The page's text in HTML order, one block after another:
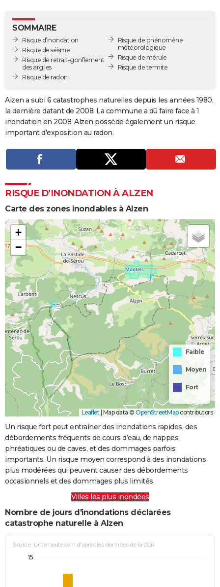
GUIDES D'ACHAT
BONS PLANS
CARTE DE VOEUX
Dictionnaire
Biographies
Citations
Expressions
Proverbes
PROGRAMME TV
COPAINS D'AVANT
S'inscrire
Se connecter
Lycées
Collèges
Primaires
Universités
Entreprises
Service militaire
Avis de recherche
AVIS DE DÉCÈS
FORUM
Bricolage
Lifestyle
Culture
Sport
Auto
Television
Voyage
Cinema
SOMMAIRE
Risque d’inondation
Risque de séisme
Risque de retrait-gonflement
des argiles
Risque de radon
Risque de phénomène
météorologique
Risque de mérule
Risque de termite
Alzen a subi 6 catastrophes naturelles depuis les années 1980,
la dernière datant de 2008. La commune a dû faire face à 1
inondation en 2008. Alzen possède également un risque
important d'exposition au radon.
RISQUE D’INONDATION À ALZEN
Carte des zones inondables à Alzen
+
−
Faible
Moyen
Fort
Leaflet | Map data © OpenStreetMapcontributors
Un risque fort peut entraîner des inondations rapides, des
débordements fréquents de cours d’eau, de nappes
phréatiques ou de caves, et des dommages parfois
importants. Un risque moyen correspond à des inondations
plus modérées qui peuvent causer des débordements
occasionnels et des dommages plus limités.
Villes les plus inondées
Nombre de jours d'inondations déclarées
catastrophe naturelle à Alzen
Source : Linternaute.com d'après les données de la CCR
15